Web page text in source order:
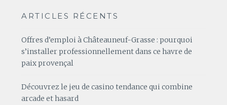
ARTICLES RÉCENTS
Offres d’emploi à Châteauneuf-Grasse : pourquoi
s’installer professionnellement dans ce havre de
paix provençal
Découvrez le jeu de casino tendance qui combine
arcade et hasard